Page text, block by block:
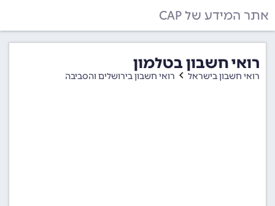
אתר המידע של CAP
רואי חשבון בטלמון
רואי חשבון בישראל רואי חשבון בירושלים והסביבה